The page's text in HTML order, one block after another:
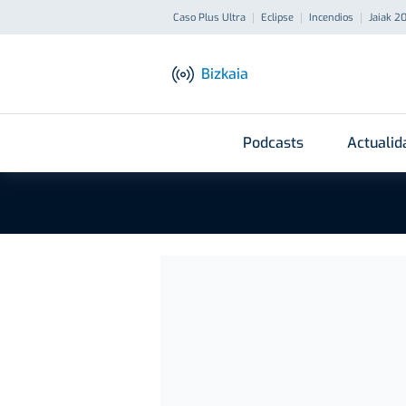
Caso Plus Ultra Eclipse Incendios Jaiak
Bizkaia
Podcasts